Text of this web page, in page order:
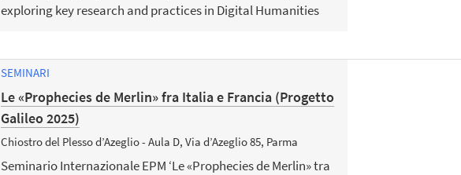
exploring key research and practices in Digital Humanities
SEMINARI
Le «Prophecies de Merlin» fra Italia e Francia (Progetto
Galileo 2025)
Chiostro del Plesso d’Azeglio - Aula D, Via d’Azeglio 85, Parma
Seminario Internazionale EPM ‘Le «Prophecies de Merlin» tra